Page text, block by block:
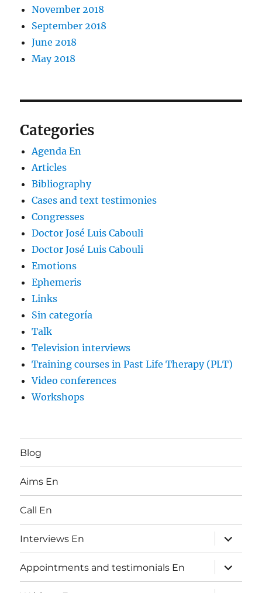
November 2018
September 2018
June 2018
May 2018
Categories
Agenda En
Articles
Bibliography
Cases and text testimonies
Congresses
Doctor José Luis Cabouli
Doctor José Luis Cabouli
Emotions
Ephemeris
Links
Sin categoría
Talk
Television interviews
Training courses in Past Life Therapy (PLT)
Video conferences
Workshops
Blog
Aims En
Call En
Interviews En
expand
child
menu
Appointments and testimonials En
expand
child
menu